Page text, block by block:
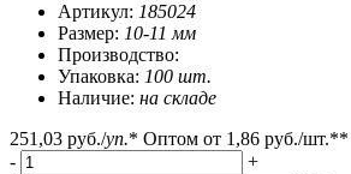
Артикул: 185024
Размер: 10-11 мм
Производство:
Упаковка: 100 шт.
Наличие: на складе
251,03 руб./уп.* Оптом от 1,86 руб./шт.**
-
+